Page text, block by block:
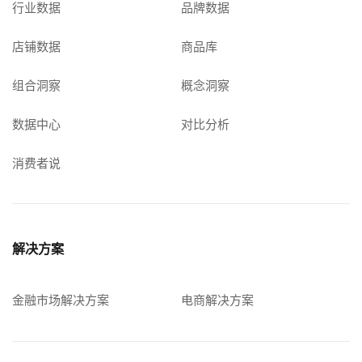
行业数据 品牌数据
店铺数据 商品库
组合洞察 概念洞察
数据中心 对比分析
消费者说
解决方案
金融市场解决方案 电商解决方案